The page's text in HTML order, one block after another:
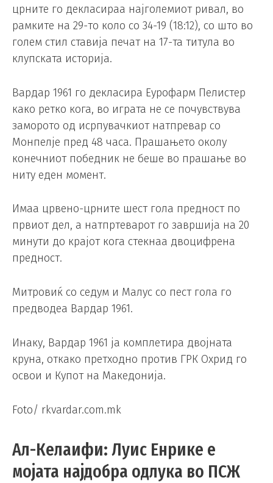
црните го декласираа најголемиот ривал, во
рамките на 29-то коло со 34-19 (18:12), со што во
голем стил ставија печат на 17-та титула во
клупската историја.
Вардар 1961 го декласира Еурофарм Пелистер
како ретко кога, во играта не се почувствува
заморото од исрпувачкиот натпревар со
Монпелје пред 48 часа. Прашањето околу
конечниот победник не беше во прашање во
ниту еден момент.
Имаа црвено-црните шест гола предност по
првиот дел, а натпртеварот го завршија на 20
минути до крајот кога стекнаа двоцифрена
предност.
Митровиќ со седум и Малус со пест гола го
предводеа Вардар 1961.
Инаку, Вардар 1961 ја комплетира двојната
круна, откако претходно против ГРК Охрид го
освои и Купот на Македонија.
Foto/ rkvardar.com.mk
Ал-Келаифи: Луис Енрике е
мојата најдобра одлука во ПСЖ